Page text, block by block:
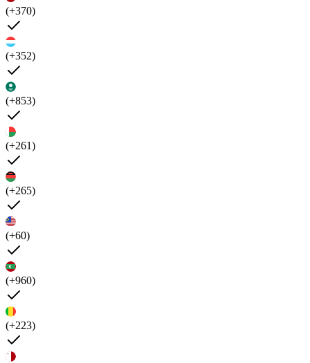
(+370)
(+352)
(+853)
(+261)
(+265)
(+60)
(+960)
(+223)